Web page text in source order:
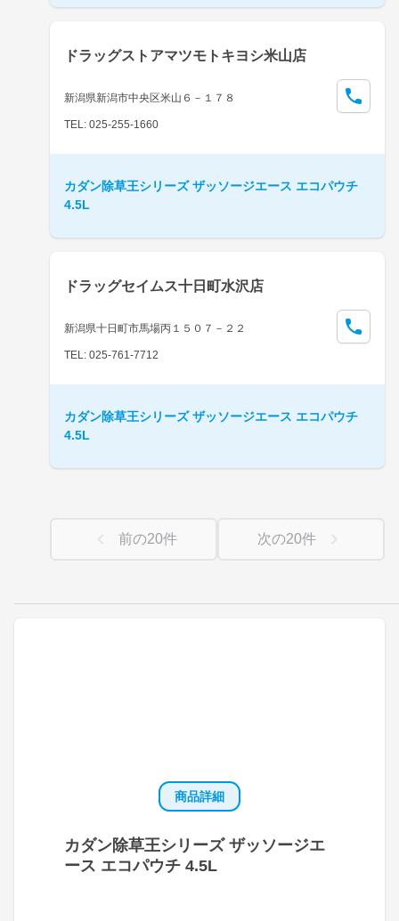
商品詳細
カダン除草王シリーズ ザッソージエ
ース エコパウチ 4.5L
ドラッグストアマツモトキヨシ米山店
新潟県新潟市中央区米山６－１７８
TEL: 025-255-1660
カダン除草王シリーズ ザッソージエース エコパウチ
4.5L
ドラッグセイムス十日町水沢店
新潟県十日町市馬場丙１５０７－２２
TEL: 025-761-7712
カダン除草王シリーズ ザッソージエース エコパウチ
4.5L
前の20件 次の20件